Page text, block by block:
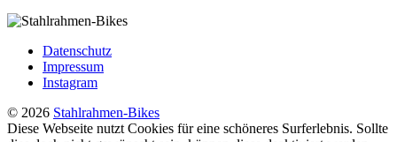
Datenschutz
Impressum
Instagram
© 2026 Stahlrahmen-Bikes
Diese Webseite nutzt Cookies für eine schöneres Surferlebnis. Sollte